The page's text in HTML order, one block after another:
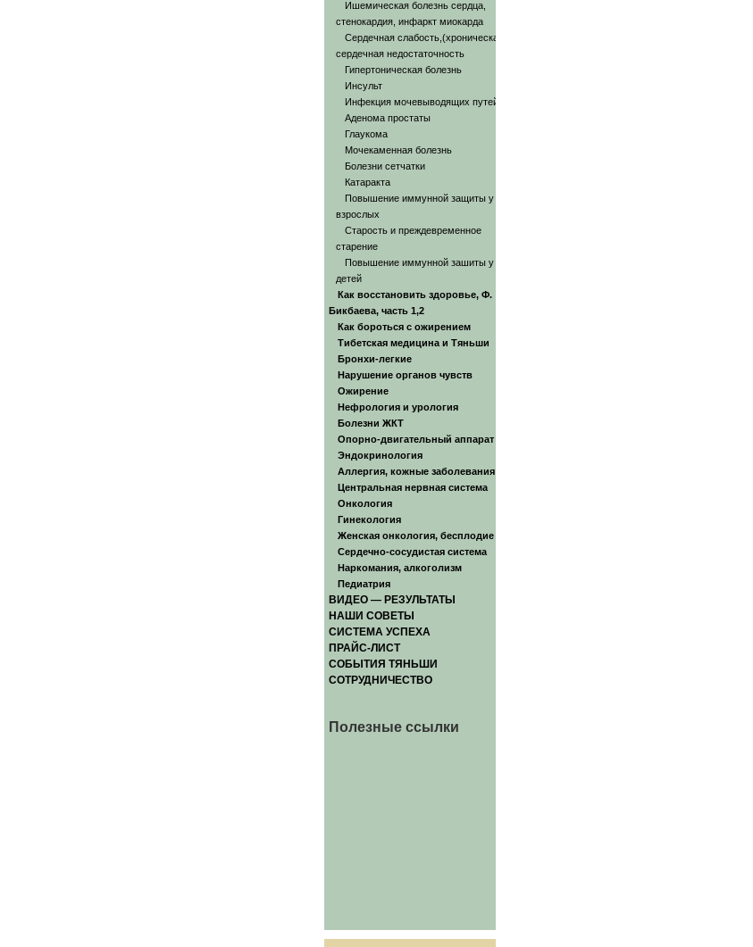
Ишемическая болезнь сердца,
стенокардия, инфаркт миокарда
Сердечная слабость,(хроническая)
сердечная недостаточность
Гипертоническая болезнь
Инсульт
Инфекция мочевыводящих путей
Аденома простаты
Глаукома
Мочекаменная болезнь
Болезни сетчатки
Катаракта
Повышение иммунной защиты у
взрослых
Старость и преждевременное
старение
Повышение иммунной зашиты у
детей
Как восстановить здоровье, Ф.
Бикбаева, часть 1,2
Как бороться с ожирением
Тибетская медицина и Тяньши
Бронхи-легкие
Нарушение органов чувств
Ожирение
Нефрология и урология
Болезни ЖКТ
Опорно-двигательный аппарат
Эндокринология
Аллергия, кожные заболевания
Центральная нервная система
Онкология
Гинекология
Женская онкология, бесплодие
Сердечно-сосудистая система
Наркомания, алкоголизм
Педиатрия
ВИДЕО — РЕЗУЛЬТАТЫ
НАШИ СОВЕТЫ
СИСТЕМА УСПЕХА
ПРАЙС-ЛИСТ
СОБЫТИЯ ТЯНЬШИ
СОТРУДНИЧЕСТВО
Полезные ссылки